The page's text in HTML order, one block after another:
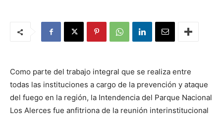
Como parte del trabajo integral que se realiza entre
todas las instituciones a cargo de la prevención y ataque
del fuego en la región, la Intendencia del Parque Nacional
Los Alerces fue anfitriona de la reunión interinstitucional